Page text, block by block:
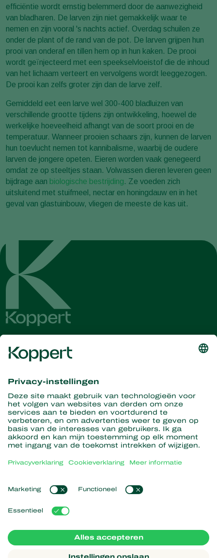
efficiëntie wordt ernstig belemmerd door de aanwezigheid
van bladharen. De larven zijn niet gemakkelijk waar te
nemen en zijn vooral 's nachts actief. Overdag schuilen ze
onder de plant of de rand van de pot. De larven grijpen hun
prooi van onderaf en tillen hem op in hun kaken. De prooi
wordt geïnjecteerd met een speekselvloeistof die de inhoud
van het lichaam verteert en vervolgens wordt leeggezogen.
De prooi kan zelfs groter zijn dan de larve zelf.
Gemiddeld eet een larve wel 300-400 bladluizen van
verschillende grootte tijdens zijn ontwikkeling, hoewel de
werkelijke hoeveelheid afhangt van de soort prooi en de
temperatuur. Wanneer prooien schaars zijn, kunnen de larven
hun toevlucht nemen tot kannibalisme, waarbij de oudere
larven de jongere opeten. Eieren worden vaak genegeerd
omdat ze op steeltjes staan. Volwassen dieren leveren geen
bijdrage aan biologische bestrijding. Ze voeden zich
uitsluitend met stuifmeel, nectar en honingdauw en in het
geval van glastuinbouw, vliegen de meeste de kas uit.
Ontvang het laatste nieuws en
informatie
Hier aanmelden
Partners with Nature
Roofmijten
Roofinsecten
Nuttige nematoden
Nuttige micro-organismen
Gewasbescherming
Nieuws en informatie
Duurzaamheid
Werken bij Koppert
Contact
Populaire links
Ervaringen van klanten
Koppert One
Koppert Global
Cookies beheren